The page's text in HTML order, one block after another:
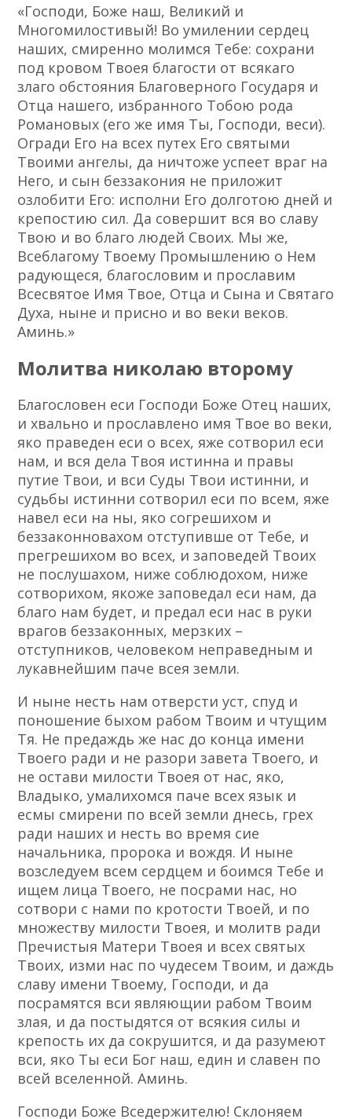
«Господи, Боже наш, Великий и
Многомилостивый! Во умилении сердец
наших, смиренно молимся Тебе: сохрани
под кровом Твоея благости от всякаго
злаго обстояния Благоверного Государя и
Отца нашего, избранного Тобою рода
Романовых (его же имя Ты, Господи, веси).
Огради Его на всех путех Его святыми
Твоими ангелы, да ничтоже успеет враг на
Него, и сын беззакония не приложит
озлобити Его: исполни Его долготою дней и
крепостию сил. Да совершит вся во славу
Твою и во благо людей Своих. Мы же,
Всеблагому Твоему Промышлению о Нем
радующеся, благословим и прославим
Всесвятое Имя Твое, Отца и Сына и Святаго
Духа, ныне и присно и во веки веков.
Аминь.»
Молитва николаю второму
Благословен еси Господи Боже Отец наших,
и хвально и прославлено имя Твое во веки,
яко праведен еси о всех, яже сотворил еси
нам, и вся дела Твоя истинна и правы
путие Твои, и вси Суды Твои истинни, и
судьбы истинни сотворил еси по всем, яже
навел еси на ны, яко согрешихом и
беззаконновахом отступивше от Тебе, и
прегрешихом во всех, и заповедей Твоих
не послушахом, ниже соблюдохом, ниже
сотворихом, якоже заповедал еси нам, да
благо нам будет, и предал еси нас в руки
врагов беззаконных, мерзких –
отступников, человеком неправедным и
лукавнейшим паче всея земли.
И ныне несть нам отверсти уст, спуд и
поношение быхом рабом Твоим и чтущим
Тя. Не предаждь же нас до конца имени
Твоего ради и не разори завета Твоего, и
не остави милости Твоея от нас, яко,
Владыко, умалихомся паче всех язык и
есмы смирени по всей земли днесь, грех
ради наших и несть во время сие
начальника, пророка и вождя. И ныне
возследуем всем сердцем и боимся Тебе и
ищем лица Твоего, не посрами нас, но
сотвори с нами по кротости Твоей, и по
множеству милости Твоея, и молитв ради
Пречистыя Матери Твоея и всех святых
Твоих, изми нас по чудесем Твоим, и даждь
славу имени Твоему, Господи, и да
посрамятся вси являющии рабом Твоим
злая, и да постыдятся от всякия силы и
крепость их да сокрушится, и да разумеют
вси, яко Ты еси Бог наш, един и славен по
всей вселенной. Аминь.
Госпoди Бoже Вседержителю! Склоняем